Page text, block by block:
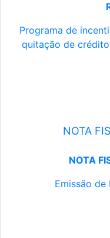
Programa de
quitação de
NOTA
NOTA
Emissão de